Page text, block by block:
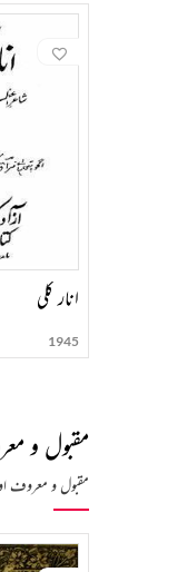
قاری کو اپنی
حکومت نے
تصویروں کی
زبان کا
میں واقع ایک بنگلہ
انار کلی
1945
مقبول و
مقبول و معروف